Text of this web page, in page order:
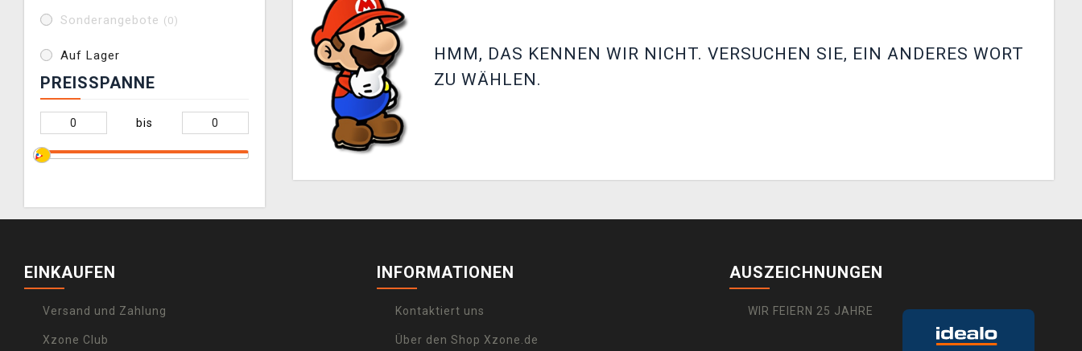
Sonderangebote (0)
Auf Lager
PREISSPANNE
bis
HMM, DAS KENNEN WIR NICHT. VERSUCHEN SIE, EIN ANDERES WORT
ZU WÄHLEN.
EINKAUFEN
Versand und Zahlung
Xzone Club
INFORMATIONEN
Kontaktiert uns
Über den Shop Xzone.de
AUSZEICHNUNGEN
WIR FEIERN 25 JAHRE